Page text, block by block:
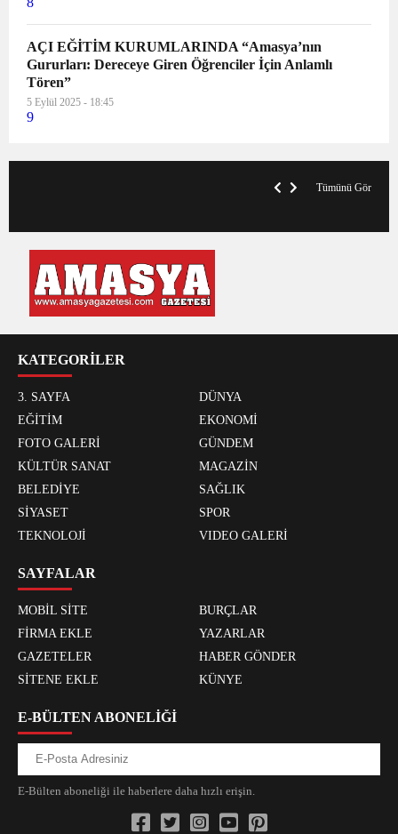
AÇI EĞİTİM KURUMLARINDA “Amasya’nın
Gururları: Dereceye Giren Öğrenciler İçin Anlamlı
Tören”
5 Eylül 2025 - 18:45
9
Tümünü Gör
KATEGORİLER
3. SAYFA
DÜNYA
EĞİTİM
EKONOMİ
FOTO GALERİ
GÜNDEM
KÜLTÜR SANAT
MAGAZİN
BELEDİYE
SAĞLIK
SİYASET
SPOR
TEKNOLOJİ
VIDEO GALERİ
SAYFALAR
MOBİL SİTE
BURÇLAR
FİRMA EKLE
YAZARLAR
GAZETELER
HABER GÖNDER
SİTENE EKLE
KÜNYE
E-BÜLTEN ABONELİĞİ
E-Bülten aboneliği ile haberlere daha hızlı erişin.